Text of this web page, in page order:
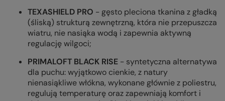
TEXASHIELD PRO - gęsto pleciona tkanina z gładką
(śliską) strukturą zewnętrzną, która nie przepuszcza
wiatru, nie nasiąka wodą i zapewnia aktywną
regulację wilgoci;
PRIMALOFT BLACK RISE - syntetyczna alternatywa
dla puchu: wyjątkowo cienkie, z natury
nienasiąkliwe włókna, wykonane głównie z poliestru,
regulują temperaturę oraz zapewniają komfort i